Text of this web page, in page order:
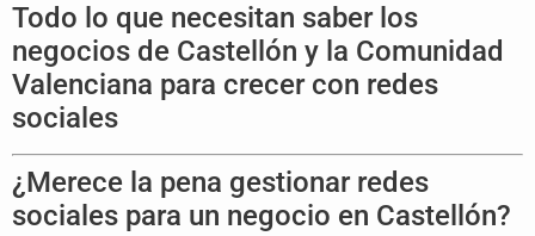
Todo lo que necesitan saber los
negocios de Castellón y la Comunidad
Valenciana para crecer con redes
sociales
¿Merece la pena gestionar redes
sociales para un negocio en Castellón?